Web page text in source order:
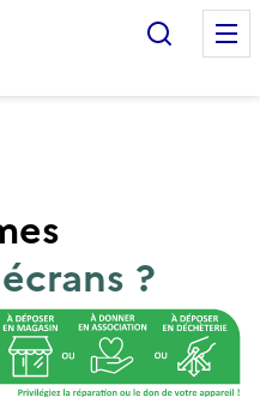
objets & déchets
?